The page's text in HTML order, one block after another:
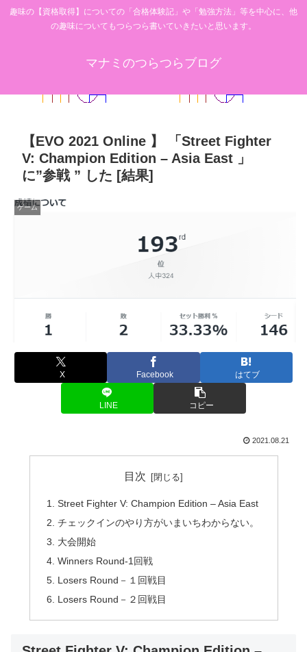
趣味の【資格取得】についての「合格体験記」や「勉強方法」等を中心に、他
の趣味についてもつらつら書いていきたいと思います。
マナミのつらつらブログ
【EVO 2021 Online 】 「Street Fighter
V: Champion Edition – Asia East 」
に”参戦 ” した [結果]
ゲーム
X Facebook はてブ
LINE コピー
2021.08.21
目次
Street Fighter V: Champion Edition – Asia East
チェックインのやり方がいまいちわからない。
大会開始
Winners Round-1回戦
Losers Round－１回戦目
Losers Round－２回戦目